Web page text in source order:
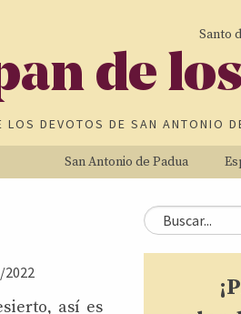
Santo
de
LOS DEVOTOS DE SAN ANTONIO
San Antonio de Padua
2022
así es
Buscar